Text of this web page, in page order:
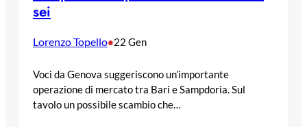
sei
Lorenzo Topello•22 Gen
Voci da Genova suggeriscono un’importante
operazione di mercato tra Bari e Sampdoria. Sul
tavolo un possibile scambio che…